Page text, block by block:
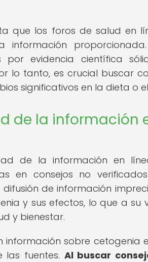
que los foros de salud en
proporcionada.
evidencia científica
lo tanto, es crucial buscar
significativos en la dieta o
de la información
de la información en
en consejos no
de información
y sus efectos, lo que a su
y bienestar.
sobre cetogenia
fuentes. Al buscar